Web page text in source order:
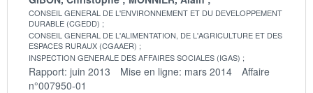
CONSEIL GENERAL DE L'ENVIRONNEMENT ET DU DEVELOPPEMENT
DURABLE (CGEDD)
CONSEIL GENERAL DE L'ALIMENTATION, DE L'AGRICULTURE ET DES
ESPACES RURAUX (CGAAER)
INSPECTION GENERALE DES AFFAIRES SOCIALES (IGAS)
Rapport: juin 2013 Mise en ligne: mars 2014
Affaire
n°007950-01